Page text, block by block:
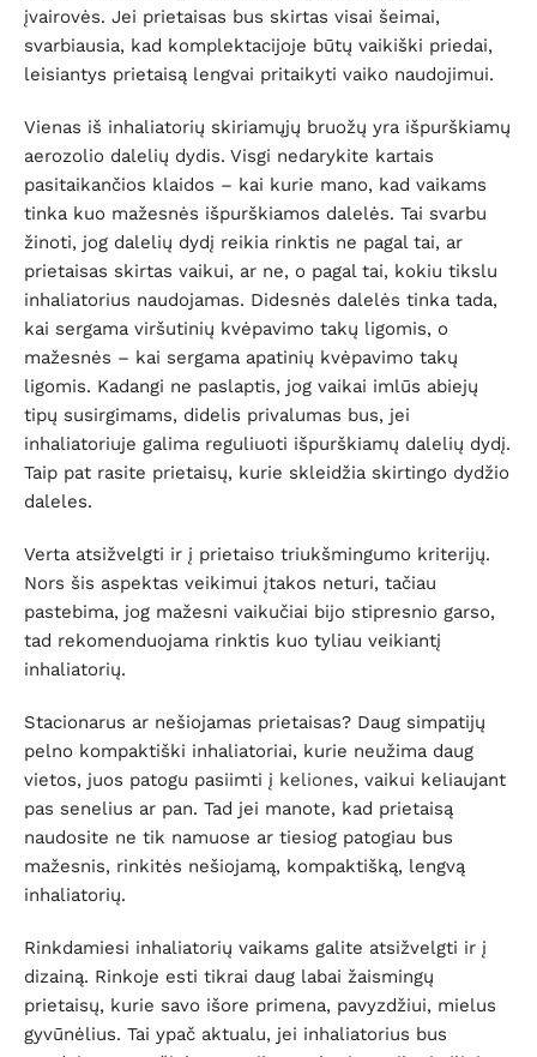
įvairovės. Jei prietaisas bus skirtas visai šeimai,
svarbiausia, kad komplektacijoje būtų vaikiški priedai,
leisiantys prietaisą lengvai pritaikyti vaiko naudojimui.
Vienas iš inhaliatorių skiriamųjų bruožų yra išpurškiamų
aerozolio dalelių dydis. Visgi nedarykite kartais
pasitaikančios klaidos – kai kurie mano, kad vaikams
tinka kuo mažesnės išpurškiamos dalelės. Tai svarbu
žinoti, jog dalelių dydį reikia rinktis ne pagal tai, ar
prietaisas skirtas vaikui, ar ne, o pagal tai, kokiu tikslu
inhaliatorius naudojamas. Didesnės dalelės tinka tada,
kai sergama viršutinių kvėpavimo takų ligomis, o
mažesnės – kai sergama apatinių kvėpavimo takų
ligomis. Kadangi ne paslaptis, jog vaikai imlūs abiejų
tipų susirgimams, didelis privalumas bus, jei
inhaliatoriuje galima reguliuoti išpurškiamų dalelių dydį.
Taip pat rasite prietaisų, kurie skleidžia skirtingo dydžio
daleles.
Verta atsižvelgti ir į prietaiso triukšmingumo kriterijų.
Nors šis aspektas veikimui įtakos neturi, tačiau
pastebima, jog mažesni vaikučiai bijo stipresnio garso,
tad rekomenduojama rinktis kuo tyliau veikiantį
inhaliatorių.
Stacionarus ar nešiojamas prietaisas? Daug simpatijų
pelno kompaktiški inhaliatoriai, kurie neužima daug
vietos, juos patogu pasiimti į keliones, vaikui keliaujant
pas senelius ar pan. Tad jei manote, kad prietaisą
naudosite ne tik namuose ar tiesiog patogiau bus
mažesnis, rinkitės nešiojamą, kompaktišką, lengvą
inhaliatorių.
Rinkdamiesi inhaliatorių vaikams galite atsižvelgti ir į
dizainą. Rinkoje esti tikrai daug labai žaismingų
prietaisų, kurie savo išore primena, pavyzdžiui, mielus
gyvūnėlius. Tai ypač aktualu, jei inhaliatorius bus